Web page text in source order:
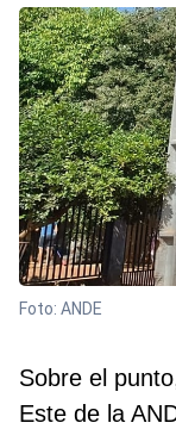
Foto: ANDE
Sobre el
Este de la